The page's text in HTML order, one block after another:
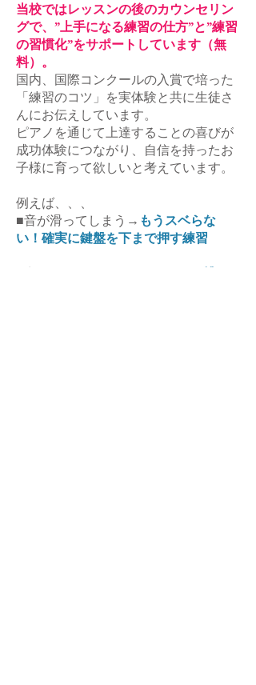
当校ではレッスンの後のカウンセリン
グで、”上手になる練習の仕方”と”練習
の習慣化”をサポートしています（無
料）。
国内、国際コンクールの入賞で培った
「練習のコツ」を実体験と共に生徒さ
んにお伝えしています。
ピアノを通じて上達することの喜びが
成功体験につながり、自信を持ったお
子様に育って欲しいと考えています。
例えば、、、
■音が滑ってしまう→ もうスベらな
い！確実に鍵盤を下まで押す練習